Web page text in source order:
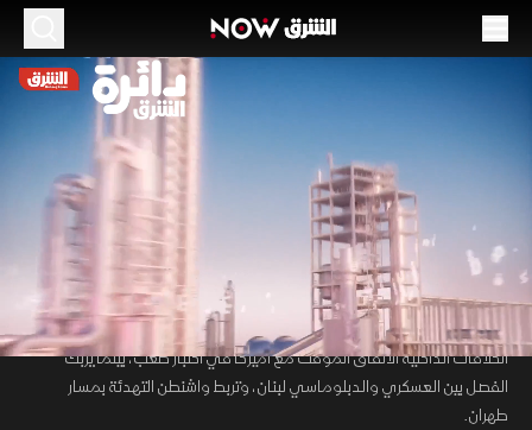
00:12/45:39
خلافات إيران الداخلية تعرقل اتفاقا مؤقتا مع
أميركا.. ولبنان يدفع ثمن الفصل
31 مايو 2026 45:38 سياسة
دائرة الشرق
تظهر تصريحات بزشكيان تراجع صلاحيات الرئاسة الإيرانية أمام المؤسسة
العسكرية، مع محاولة الإصلاحيين بناء ضغط سياسي يعيد التوازن. وتضع
الخلافات الداخلية الاتفاق المؤقت مع أميركا في اختبار صعب، بينما يربك
الفصل بين العسكري والدبلوماسي لبنان، وتربط واشنطن التهدئة بمسار
طهران.